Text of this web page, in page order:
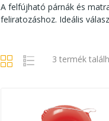
A felfújható párnák és
feliratozáshoz. Ideális
3 termék